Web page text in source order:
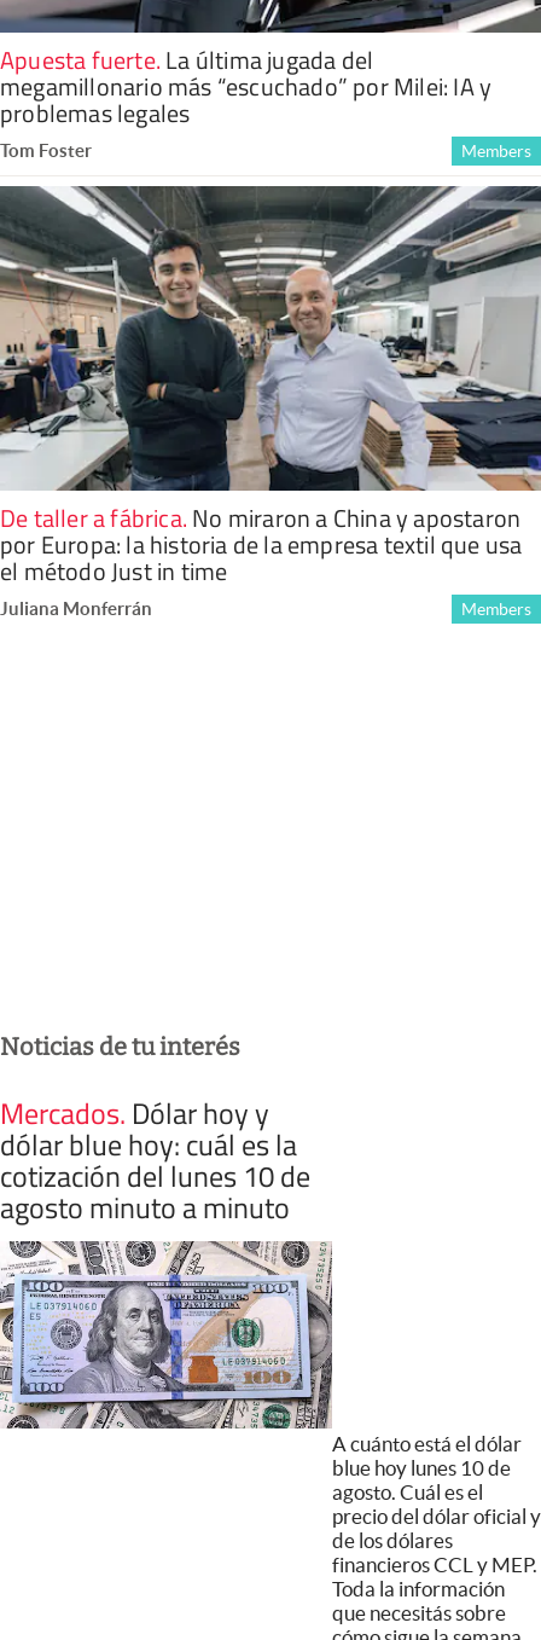
Apuesta fuerte.La última jugada del
megamillonario más “escuchado” por Milei: IA y
problemas legales
Tom Foster Members
De taller a fábrica.No miraron a China y apostaron
por Europa: la historia de la empresa textil que usa
el método Just in time
Juliana Monferrán Members
Noticias de tu interés
Mercados. Dólar hoy y
dólar blue hoy: cuál es la
cotización del lunes 10 de
agosto minuto a minuto
A cuánto está el dólar
blue hoy lunes 10 de
agosto. Cuál es el
precio del dólar oficial y
de los dólares
financieros CCL y MEP.
Toda la información
que necesitás sobre